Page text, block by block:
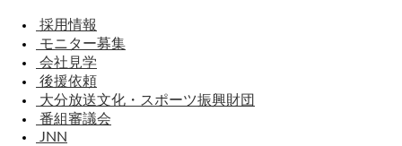
採用情報
モニター募集
会社見学
後援依頼
大分放送文化・スポーツ振興財団
番組審議会
JNN